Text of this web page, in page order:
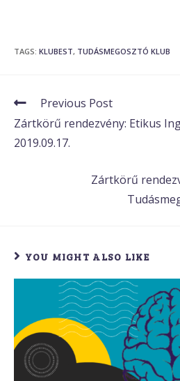
TAGS: KLUBEST, TUDÁSMEGOSZTÓ KLUB
Previous Post
Zártkörű rendezvény: Etikus
2019.09.17.
Zártkörű
YOU MIGHT ALSO LIKE